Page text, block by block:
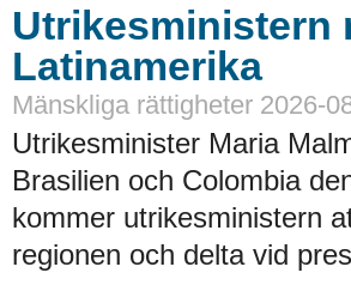
Utrikesministern
Latinamerika
Mänskliga rättigheter 2026-
Utrikesminister Maria
Brasilien och Colombia
kommer utrikesministern
regionen och delta vid